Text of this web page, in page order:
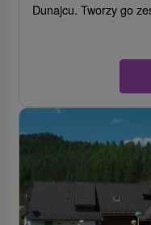
Dunajcu. Tworzy go